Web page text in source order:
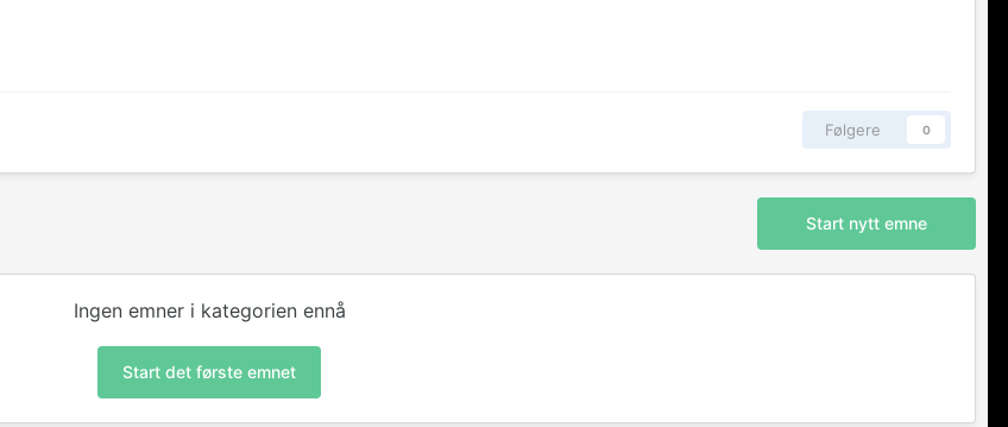
Følgere 0
Start nytt emne
Ingen emner i kategorien ennå
Start det første emnet